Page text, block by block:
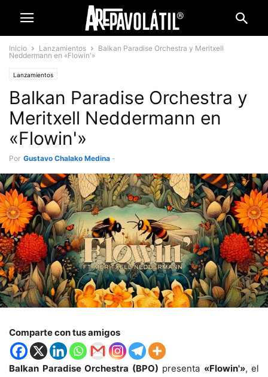
Inicio Lanzamientos
Balkan Paradise Orchestra y Meritxell
Neddermann en «Flowin'»
Lanzamientos
Balkan Paradise Orchestra y
Meritxell Neddermann en
«Flowin'»
Por Gustavo Chalako Medina -
Comparte con tus amigos
Balkan Paradise Orchestra (BPO) presenta «Flowin'», el